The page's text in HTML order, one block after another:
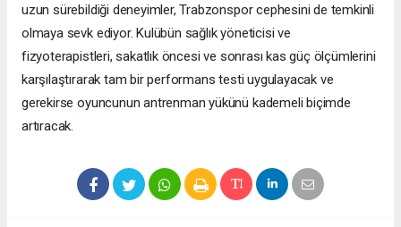
uzun sürebildiği deneyimler, Trabzonspor cephesini de temkinli
olmaya sevk ediyor. Kulübün sağlık yöneticisi ve
fizyoterapistleri, sakatlık öncesi ve sonrası kas güç ölçümlerini
karşılaştırarak tam bir performans testi uygulayacak ve
gerekirse oyuncunun antrenman yükünü kademeli biçimde
artıracak.